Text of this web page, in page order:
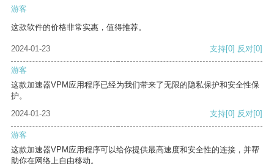
游客
这款软件的价格非常实惠，值得推荐。
2024-01-23 支持[0] 反对[0]
游客
这款加速器VPM应用程序已经为我们带来了无限的隐私保护和安全性保
护。
2024-01-23
支持[0] 反对[0]
游客
这款加速器VPM应用程序可以给你提供最高速度和安全性的连接，并帮
助你在网络上自由移动。